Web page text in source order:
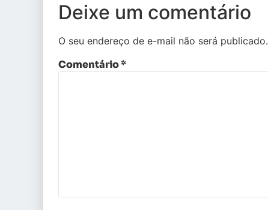
Deixe um comentário
O seu endereço de e-mail não será publicado.
Comentário*